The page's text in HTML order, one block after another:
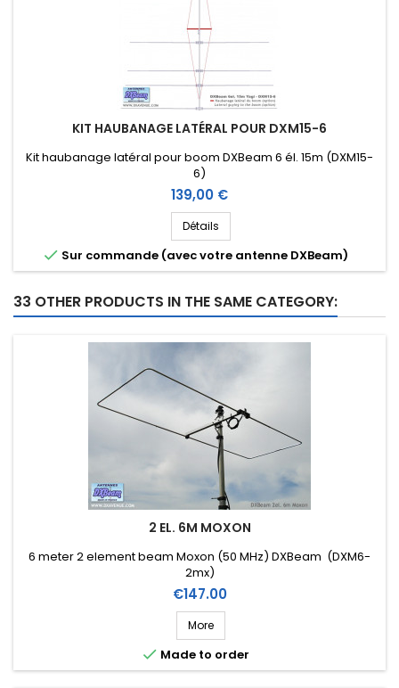
KIT HAUBANAGE LATÉRAL POUR DXM15-6
Kit haubanage latéral pour boom DXBeam 6 él. 15m (DXM15-
6)
Prix
139,00 €
Détails
 Sur commande (avec votre antenne DXBeam)
33 OTHER PRODUCTS IN THE SAME CATEGORY:
2 EL. 6M MOXON
6 meter 2 element beam Moxon (50 MHz) DXBeam (DXM6-
2mx)
Price
€147.00
More
 Made to order